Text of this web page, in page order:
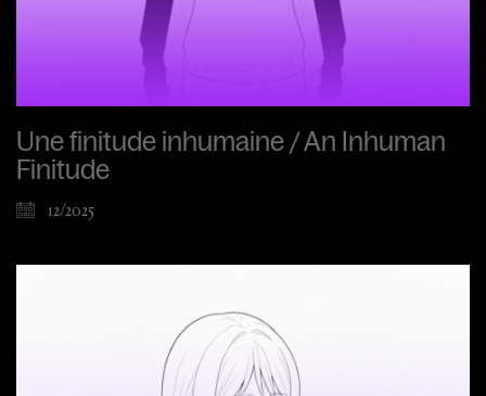
Une finitude inhumaine / An Inhuman
Finitude
12/2025